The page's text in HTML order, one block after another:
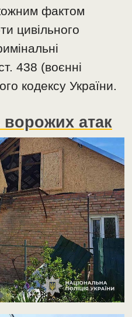
фактом
цивільного
438 (воєнні
кодексу України.
ворожих атак